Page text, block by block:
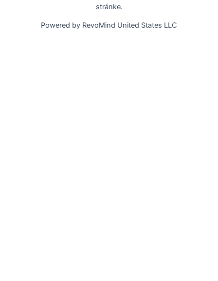
stránke.
Powered by RevoMind United States LLC